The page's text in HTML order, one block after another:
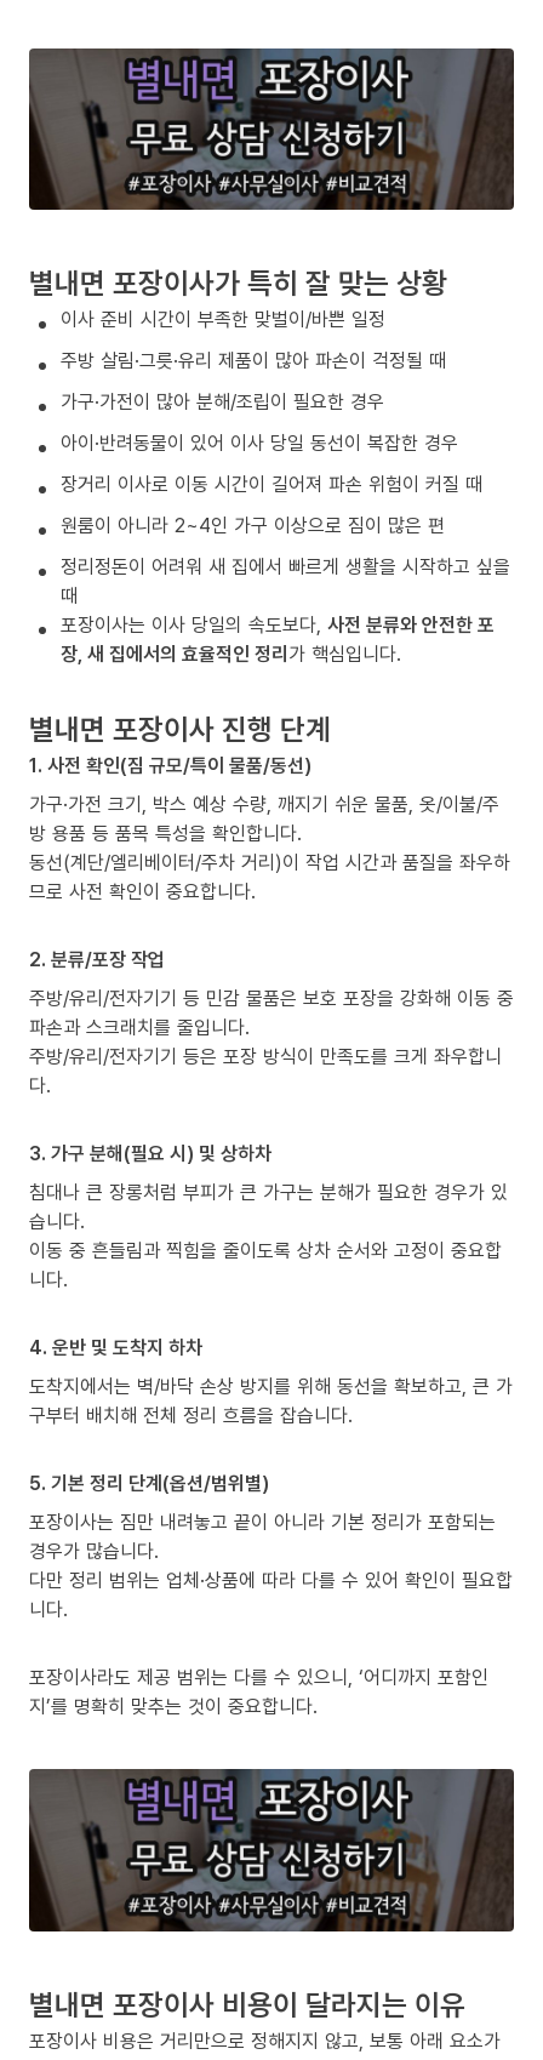
별내면 포장이사가 특히 잘 맞는 상황
이사 준비 시간이 부족한 맞벌이/바쁜 일정
주방 살림·그릇·유리 제품이 많아 파손이 걱정될 때
가구·가전이 많아 분해/조립이 필요한 경우
아이·반려동물이 있어 이사 당일 동선이 복잡한 경우
장거리 이사로 이동 시간이 길어져 파손 위험이 커질 때
원룸이 아니라 2~4인 가구 이상으로 짐이 많은 편
정리정돈이 어려워 새 집에서 빠르게 생활을 시작하고 싶을
때
포장이사는 이사 당일의 속도보다, 사전 분류와 안전한 포
장, 새 집에서의 효율적인 정리가 핵심입니다.
별내면 포장이사 진행 단계
1. 사전 확인(짐 규모/특이 물품/동선)
가구·가전 크기, 박스 예상 수량, 깨지기 쉬운 물품, 옷/이불/주
방 용품 등 품목 특성을 확인합니다.
동선(계단/엘리베이터/주차 거리)이 작업 시간과 품질을 좌우하
므로 사전 확인이 중요합니다.
2. 분류/포장 작업
주방/유리/전자기기 등 민감 물품은 보호 포장을 강화해 이동 중
파손과 스크래치를 줄입니다.
주방/유리/전자기기 등은 포장 방식이 만족도를 크게 좌우합니
다.
3. 가구 분해(필요 시) 및 상하차
침대나 큰 장롱처럼 부피가 큰 가구는 분해가 필요한 경우가 있
습니다.
이동 중 흔들림과 찍힘을 줄이도록 상차 순서와 고정이 중요합
니다.
4. 운반 및 도착지 하차
도착지에서는 벽/바닥 손상 방지를 위해 동선을 확보하고, 큰 가
구부터 배치해 전체 정리 흐름을 잡습니다.
5. 기본 정리 단계(옵션/범위별)
포장이사는 짐만 내려놓고 끝이 아니라 기본 정리가 포함되는
경우가 많습니다.
다만 정리 범위는 업체·상품에 따라 다를 수 있어 확인이 필요합
니다.
포장이사라도 제공 범위는 다를 수 있으니, ‘어디까지 포함인
지’를 명확히 맞추는 것이 중요합니다.
별내면 포장이사 비용이 달라지는 이유
포장이사 비용은 거리만으로 정해지지 않고, 보통 아래 요소가